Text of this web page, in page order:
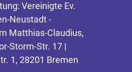
Vereinigte Ev.
Neustadt -
Matthias-Claudius,
Storm-Str. 17 |
1, 28201 Bremen